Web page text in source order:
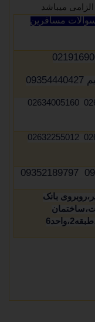
مسافرین
بانک